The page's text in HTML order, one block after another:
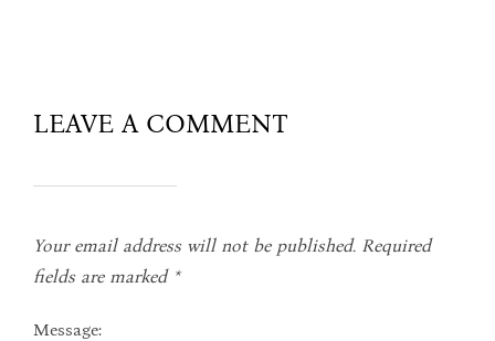
LEAVE A COMMENT
Your email address will not be published. Required
fields are marked *
Message: